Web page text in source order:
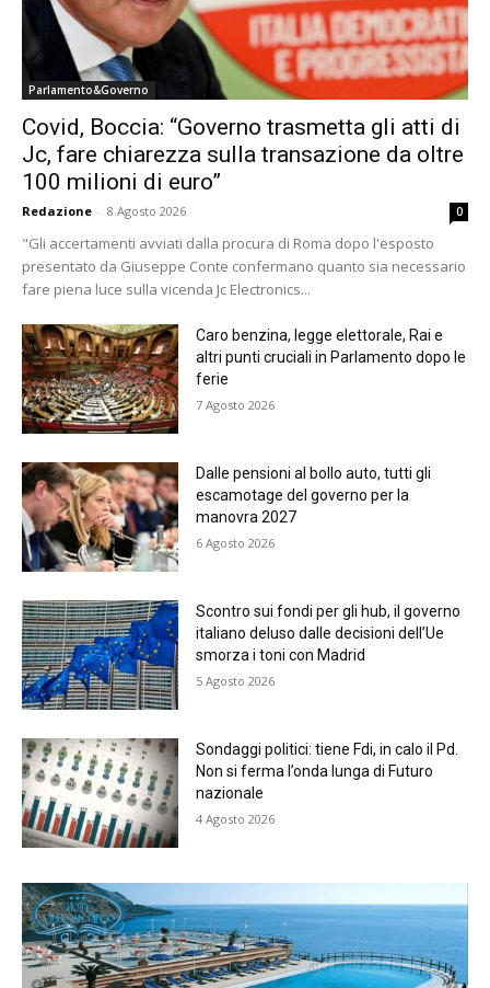
Parlamento&Governo
Covid, Boccia: “Governo trasmetta gli atti di
Jc, fare chiarezza sulla transazione da oltre
100 milioni di euro”
Redazione - 8 Agosto 2026 0
"Gli accertamenti avviati dalla procura di Roma dopo l'esposto
presentato da Giuseppe Conte confermano quanto sia necessario
fare piena luce sulla vicenda Jc Electronics...
Caro benzina, legge elettorale, Rai e
altri punti cruciali in Parlamento dopo le
ferie
7 Agosto 2026
Dalle pensioni al bollo auto, tutti gli
escamotage del governo per la
manovra 2027
6 Agosto 2026
Scontro sui fondi per gli hub, il governo
italiano deluso dalle decisioni dell’Ue
smorza i toni con Madrid
5 Agosto 2026
Sondaggi politici: tiene Fdi, in calo il Pd.
Non si ferma l’onda lunga di Futuro
nazionale
4 Agosto 2026